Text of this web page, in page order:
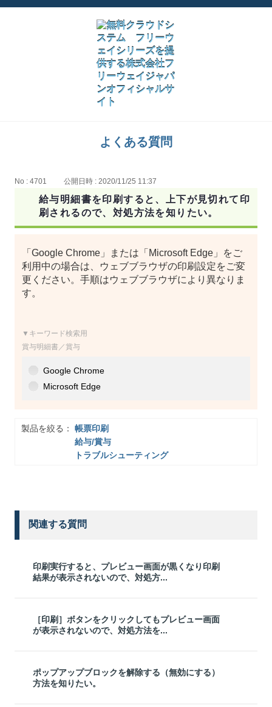
よくある質問
No : 4701 公開日時 : 2020/11/25 11:37
給与明細書を印刷すると、上下が見切れて印
刷されるので、対処方法を知りたい。
「Google Chrome」または「Microsoft Edge」をご
利用中の場合は、ウェブブラウザの印刷設定をご変
更ください。手順はウェブブラウザにより異なりま
す。
▼キーワード検索用
賞与明細書／賞与
Google Chrome
Microsoft Edge
製品を絞る：
帳票印刷
給与/賞与
トラブルシューティング
関連する質問
印刷実行すると、プレビュー画面が黒くなり印刷
結果が表示されないので、対処方...
［印刷］ボタンをクリックしてもプレビュー画面
が表示されないので、対処方法を...
ポップアップブロックを解除する（無効にする）
方法を知りたい。